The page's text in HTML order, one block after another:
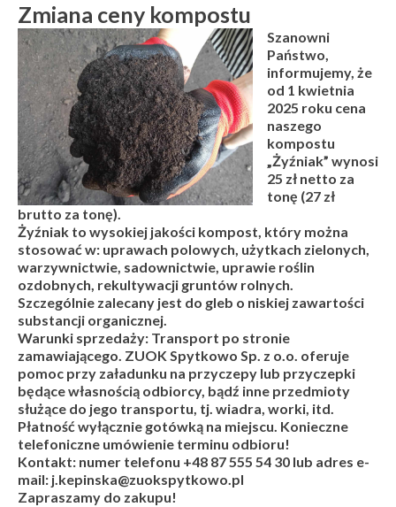
Zmiana ceny kompostu
Szanowni
Państwo,
informujemy, że
od 1 kwietnia
2025 roku cena
naszego
kompostu
„Żyźniak” wynosi
25 zł netto za
tonę (27 zł
brutto za tonę).
Żyźniak to wysokiej jakości kompost, który można
stosować w: uprawach polowych, użytkach zielonych,
warzywnictwie, sadownictwie, uprawie roślin
ozdobnych, rekultywacji gruntów rolnych.
Szczególnie zalecany jest do gleb o niskiej zawartości
substancji organicznej.
Warunki sprzedaży: Transport po stronie
zamawiającego. ZUOK Spytkowo Sp. z o.o. oferuje
pomoc przy załadunku na przyczepy lub przyczepki
będące własnością odbiorcy, bądź inne przedmioty
służące do jego transportu, tj. wiadra, worki, itd.
Płatność wyłącznie gotówką na miejscu. Konieczne
telefoniczne umówienie terminu odbioru!
Kontakt: numer telefonu +48 87 555 54 30 lub adres e-
mail: j.kepinska@zuokspytkowo.pl
Zapraszamy do zakupu!